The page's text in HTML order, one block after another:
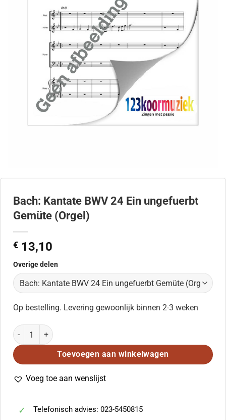
Bach: Kantate BWV 24 Ein ungefuerbt
Gemüte (Orgel)
€ 13,10
Overige delen
Op bestelling. Levering gewoonlijk binnen 2-3 weken
Bach: Kantate BWV 24 Ein ungefuerbt Gemüte (Orgel) aantal
Toevoegen aan winkelwagen
Voeg toe aan wenslijst
Telefonisch advies: 023-5450815